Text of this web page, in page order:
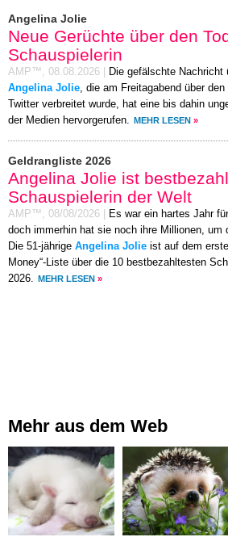
Angelina Jolie
Neue Gerüchte über den
Schauspielerin
AMP™, 08.08.2026
Die gefälschte Nachricht
Angelina Jolie, die am Freitagabend über
Twitter verbreitet wurde, hat eine bis dahin
der Medien hervorgerufen. MEHR LESEN »
Geldrangliste 2026
Angelina Jolie ist
Schauspielerin der Welt
AMP™, 08/08/2026
Es war ein hartes Jahr
doch immerhin hat sie noch ihre Millionen, um
Die 51-jährige Angelina Jolie ist auf dem
Money“-Liste über die 10 bestbezahltesten
2026. MEHR LESEN »
Mehr aus dem Web